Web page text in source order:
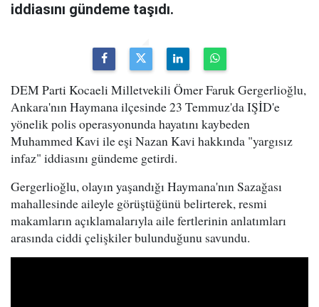
iddiasını gündeme taşıdı.
DEM Parti Kocaeli Milletvekili Ömer Faruk Gergerlioğlu,
Ankara'nın Haymana ilçesinde 23 Temmuz'da IŞİD'e
yönelik polis operasyonunda hayatını kaybeden
Muhammed Kavi ile eşi Nazan Kavi hakkında "yargısız
infaz" iddiasını gündeme getirdi.
Gergerlioğlu, olayın yaşandığı Haymana'nın Sazağası
mahallesinde aileyle görüştüğünü belirterek, resmi
makamların açıklamalarıyla aile fertlerinin anlatımları
arasında ciddi çelişkiler bulunduğunu savundu.